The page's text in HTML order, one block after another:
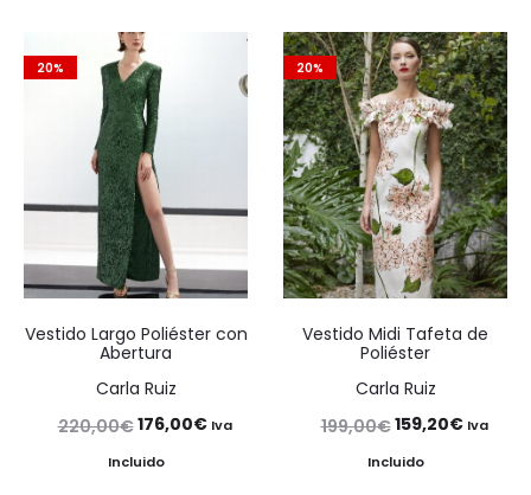
era:
195,00€.
156,00€.
era:
160,00€.
es:
20%
Vestido Largo Poliéster con
Abertura
Carla Ruiz
220,00€El
precio
176,00€ElIva
Incluido
20%
Vestido Midi Tafeta de
Poliéster
Carla Ruiz
199,00€El
precio
159,20€ElIva
Incluido